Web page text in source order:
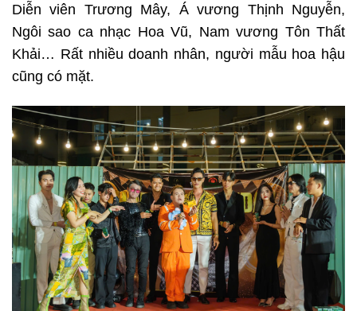
Diễn viên Trương Mây, Á vương Thịnh Nguyễn,
Ngôi sao ca nhạc Hoa Vũ, Nam vương Tôn Thất
Khải… Rất nhiều doanh nhân, người mẫu hoa hậu
cũng có mặt.